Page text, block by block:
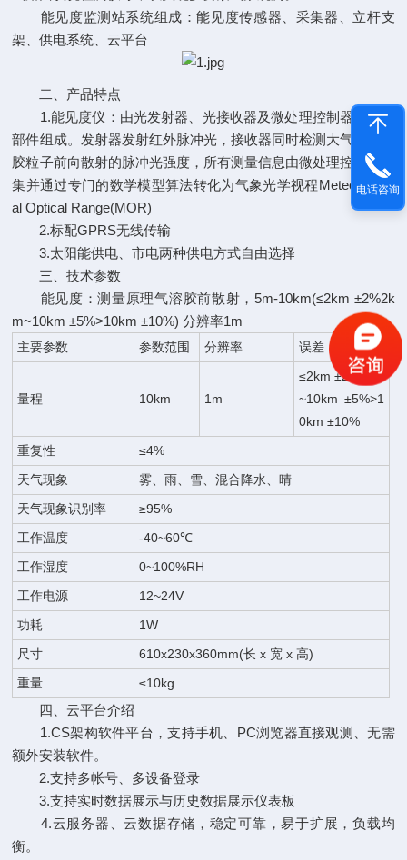
能见度监测站系统组成：能见度传感器、采集器、立杆支
架、供电系统、云平台
二、产品特点
1.能见度仪：由光发射器、光接收器及微处理控制器等主要
部件组成。发射器发射红外脉冲光，接收器同时检测大气中气溶
胶粒子前向散射的脉冲光强度，所有测量信息由微处理控制器搜
集并通过专门的数学模型算法转化为气象光学视程Meteorologic
al Optical Range(MOR)
2.标配GPRS无线传输
3.太阳能供电、市电两种供电方式自由选择
三、技术参数
能见度：测量原理气溶胶前散射，5m-10km(≤2km ±2%2k
m~10km ±5%>10km ±10%) 分辨率1m
主要参数 参数范围 分辨率 误差
量程 10km 1m
≤2km ±2%2km
~10km ±5%>1
0km ±10%
重复性
≤4%
天气现象
雾、雨、雪、混合降水、晴
天气现象识别率
≥95%
工作温度
-40~60℃
工作湿度
0~100%RH
工作电源
12~24V
功耗
1W
尺寸
610x230x360mm(长 x 宽 x 高)
重量
≤10kg
四、云平台介绍
1.CS架构软件平台，支持手机、PC浏览器直接观测、无需
额外安装软件。
2.支持多帐号、多设备登录
3.支持实时数据展示与历史数据展示仪表板
4.云服务器、云数据存储，稳定可靠，易于扩展，负载均
衡。
电话咨询